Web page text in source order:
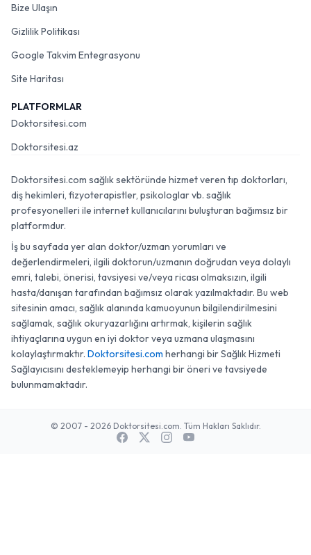
Bize Ulaşın
Gizlilik Politikası
Google Takvim Entegrasyonu
Site Haritası
PLATFORMLAR
Doktorsitesi.com
Doktorsitesi.az
Doktorsitesi.com sağlık sektöründe hizmet veren tıp doktorları,
diş hekimleri, fizyoterapistler, psikologlar vb. sağlık
profesyonelleri ile internet kullanıcılarını buluşturan bağımsız bir
platformdur.
İş bu sayfada yer alan doktor/uzman yorumları ve
değerlendirmeleri, ilgili doktorun/uzmanın doğrudan veya dolaylı
emri, talebi, önerisi, tavsiyesi ve/veya ricası olmaksızın, ilgili
hasta/danışan tarafından bağımsız olarak yazılmaktadır. Bu web
sitesinin amacı, sağlık alanında kamuoyunun bilgilendirilmesini
sağlamak, sağlık okuryazarlığını artırmak, kişilerin sağlık
ihtiyaçlarına uygun en iyi doktor veya uzmana ulaşmasını
kolaylaştırmaktır. Doktorsitesi.com herhangi bir Sağlık Hizmeti
Sağlayıcısını desteklemeyip herhangi bir öneri ve tavsiyede
bulunmamaktadır.
© 2007 - 2026 Doktorsitesi.com. Tüm Hakları Saklıdır.